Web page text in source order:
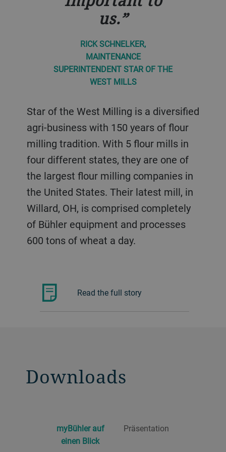
us.
RICK SCHNELKER,
MAINTENANCE
SUPERINTENDENT STAR OF THE
WEST MILLS
Star of the West Milling is a diversified
agri-business with 150 years of flour
milling tradition. With 5 flour mills in
four different states, they are one of
the largest flour milling companies in
the United States. Their latest mill, in
Willard, OH, is comprised completely
of Bühler equipment and processes
600 tons of wheat a day.
Read the full story
zugreifen.
ROLF SCHAFFNER,
LEITER WARTUNG UND
INSTANDHALTUNG BEI
COCHOLAT FREY
Markenstandards aufrechterhalten
und die Herstellung möglichst
effizient gestalten – das ist der
Schlüssel zur Marktführung. Durch
ständige Verbesserungen und
konstante Verfügbarkeit hat myBühler
Chocolat Frey dabei geholfen, Ziele
auf effiziente Weise zu erreichen.
Diese Partnerschaft hat sich gelohnt!
Gesamten Bericht lesen
schneller und
gestalten.
ANDI ESTERMANN,
Amrein Aktiv-Futter setzte schon
2016 als einer der ersten Kunden auf
myBühler. Der traditionsreiche
Schweizer Futtermittelhersteller
profitiert damit erheblich von den
kundenspezifischen Anpassungen, der
Digitalisierung und der
Geschwindigkeit der Onlineplattform.
Gesamten Bericht lesen
wie myBühler
spare ich eine
Menge Zeit.
WARTUNGSLEITER BEI DOSSCHE
Dossche Mills ist eine der grössten
Mühlen in Europa und gehört zu den
führenden Herstellern und Lieferanten
von Rohstoffen für Bäckereien. Als
Hauptlieferant von Dossche Mills hat
Bühler eine ganze Mühle eingerichtet,
für die alle Bauteile über das Portal
Gesamten Bericht lesen
Downloads
myBühler auf
einen Blick
Präsentation